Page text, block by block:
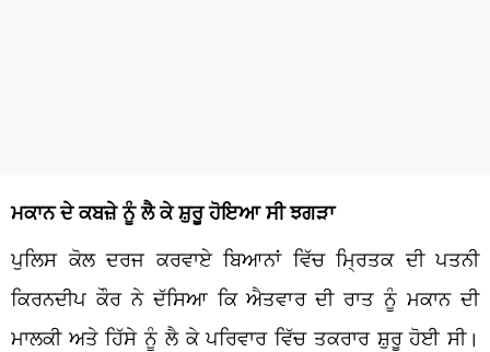
ਮਕਾਨ ਦੇ ਕਬਜ਼ੇ ਨੂੰ ਲੈ ਕੇ ਸ਼ੁਰੂ ਹੋਇਆ ਸੀ ਝਗੜਾ
ਪੁਲਿਸ ਕੋਲ ਦਰਜ ਕਰਵਾਏ ਬਿਆਨਾਂ ਵਿੱਚ ਮ੍ਰਿਤਕ ਦੀ ਪਤਨੀ
ਕਿਰਨਦੀਪ ਕੌਰ ਨੇ ਦੱਸਿਆ ਕਿ ਐਤਵਾਰ ਦੀ ਰਾਤ ਨੂੰ ਮਕਾਨ ਦੀ
ਮਾਲਕੀ ਅਤੇ ਹਿੱਸੇ ਨੂੰ ਲੈ ਕੇ ਪਰਿਵਾਰ ਵਿੱਚ ਤਕਰਾਰ ਸ਼ੁਰੂ ਹੋਈ ਸੀ।